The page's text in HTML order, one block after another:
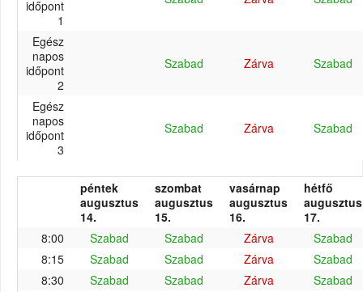
időpont
1
Egész
napos
időpont
2
Szabad Zárva Szabad
Egész
napos
időpont
3
Szabad Zárva Szabad
péntek
augusztus
14.
szombat
augusztus
15.
vasárnap
augusztus
16.
hétfő
augusztus
17.
8:00
Szabad Szabad Zárva
Szabad
8:15
Szabad Szabad Zárva
Szabad
8:30
Szabad Szabad Zárva
Szabad